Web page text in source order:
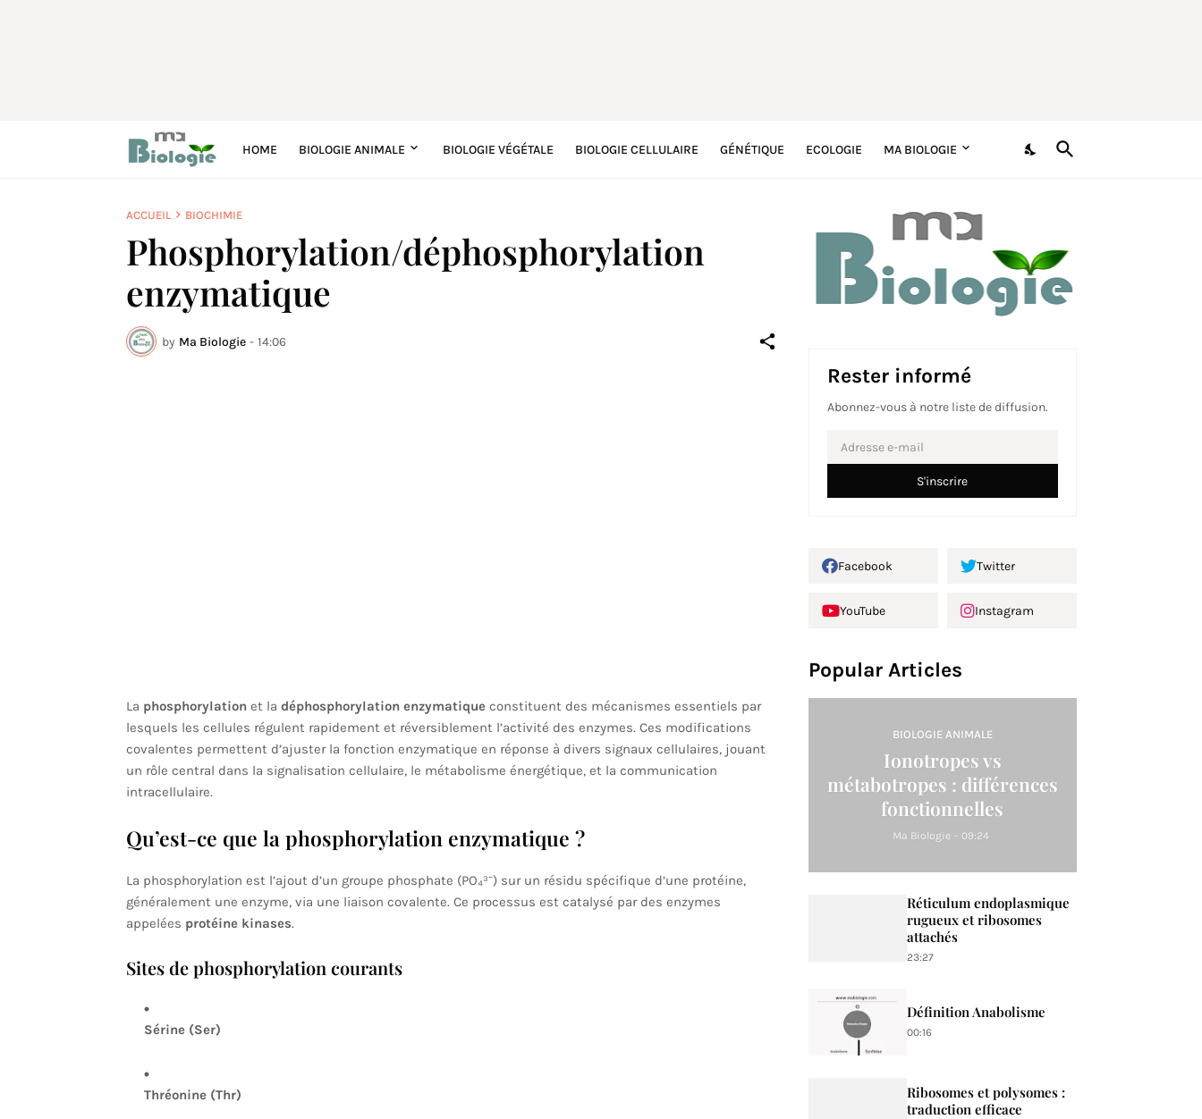
HOME BIOLOGIE ANIMALE BIOLOGIE VÉGÉTALE BIOLOGIE CELLULAIRE GÉNÉTIQUE ECOLOGIE MA BIOLOGIE
ACCUEIL BIOCHIMIE
Phosphorylation/déphosphorylation
enzymatique
by Ma Biologie - 14:06
La phosphorylationet la déphosphorylation enzymatiqueconstituent des mécanismes essentiels par
lesquels les cellules régulent rapidement et réversiblement l’activité des enzymes. Ces modifications
covalentes permettent d’ajuster la fonction enzymatique en réponse à divers signaux cellulaires, jouant
un rôle central dans la signalisation cellulaire, le métabolisme énergétique, et la communication
intracellulaire.
Qu’est-ce que la phosphorylation enzymatique ?
La phosphorylation est l’ajout d’un groupe phosphate (PO₄³⁻) sur un résidu spécifique d’une protéine,
généralement une enzyme, via une liaison covalente. Ce processus est catalysé par des enzymes
appelées protéine kinases.
Sites de phosphorylation courants
Sérine (Ser)
Thréonine (Thr)
Rester informé
Abonnez-vous à notre liste de diffusion.
Facebook Twitter
YouTube Instagram
Popular Articles
BIOLOGIE ANIMALE
Ionotropes vs
métabotropes : différences
fonctionnelles
Ma Biologie - 09:24
Réticulum endoplasmique
rugueux et ribosomes
attachés
23:27
Définition Anabolisme
00:16
Ribosomes et polysomes :
traduction efficace